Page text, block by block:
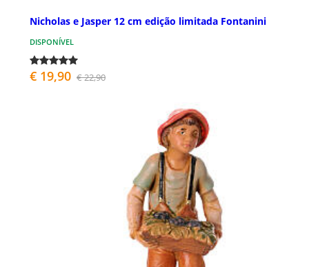
Nicholas e Jasper 12 cm edição limitada Fontanini
DISPONÍVEL
€ 19,90 € 22,90